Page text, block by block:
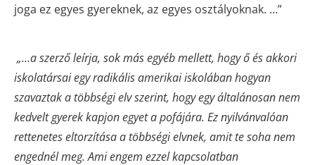
joga ez egyes gyereknek, az egyes osztályoknak. …”
„…a szerző leírja, sok más egyéb mellett, hogy ő és akkori
iskolatársai egy radikális amerikai iskolában hogyan
szavaztak a többségi elv szerint, hogy egy általánosan nem
kedvelt gyerek kapjon egyet a pofájára. Ez nyilvánvalóan
rettenetes eltorzítása a többségi elvnek, amit te soha nem
engednél meg.Ami engem ezzel kapcsolatban